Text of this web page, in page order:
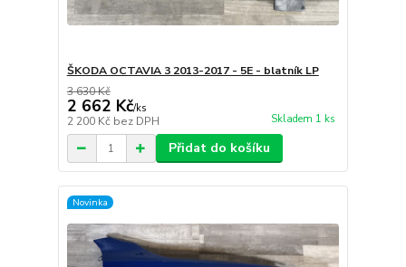
ŠKODA OCTAVIA 3 2013-2017 - 5E - blatník LP
3 630 Kč
2 662 Kč/ks
2 200 Kč bez DPH Skladem 1 ks
Přidat do košíku
Novinka